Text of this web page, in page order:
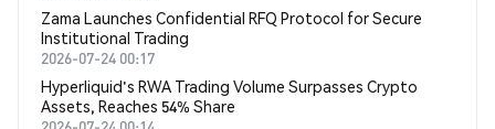
Zama Launches Confidential RFQ Protocol for Secure
Institutional Trading
2026-07-24 00:17
Hyperliquid's RWA Trading Volume Surpasses Crypto
Assets, Reaches 54% Share